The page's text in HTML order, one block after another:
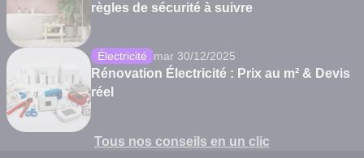
règles de sécurité à suivre
Électricité mar 30/12/2025
Rénovation Électricité : Prix au m² & Devis
réel
Tous nos conseils en un clic